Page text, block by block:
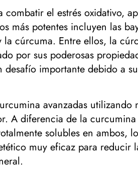
combatir el estrés oxidativo,
potentes incluyen las
cúrcuma. Entre ellos, la
por sus poderosas
importante debido a
avanzadas
A diferencia de la
solubles en ambos,
muy eficaz para